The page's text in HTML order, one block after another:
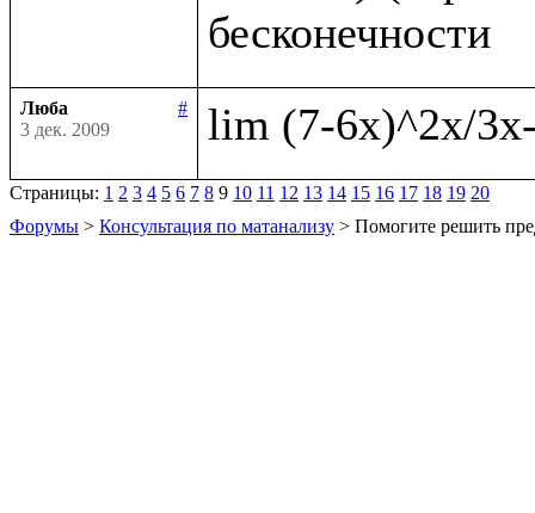
Люба
#
3 дек. 2009
Страницы: 1 2 3 4 5 6 7 8 9 10 11 12 13 14 15 16 17 18 19 20
Форумы > Консультация по матанализу > Помогите решить